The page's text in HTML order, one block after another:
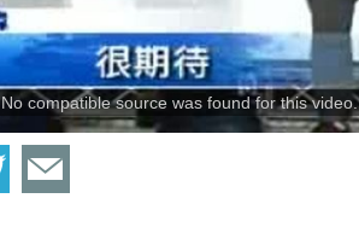
No compatible source was found for this video.